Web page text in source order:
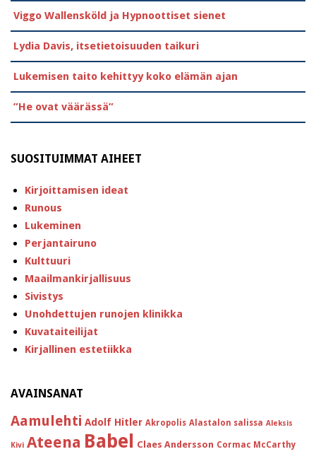
Viggo Wallensköld ja Hypnoottiset sienet
Lydia Davis, itsetietoisuuden taikuri
Lukemisen taito kehittyy koko elämän ajan
”He ovat väärässä”
SUOSITUIMMAT AIHEET
Kirjoittamisen ideat
Runous
Lukeminen
Perjantairuno
Kulttuuri
Maailmankirjallisuus
Sivistys
Unohdettujen runojen klinikka
Kuvataiteilijat
Kirjallinen estetiikka
AVAINSANAT
Aamulehti Adolf Hitler Akropolis Alastalon salissa Aleksis
Kivi Ateena Babel Claes Andersson Cormac McCarthy